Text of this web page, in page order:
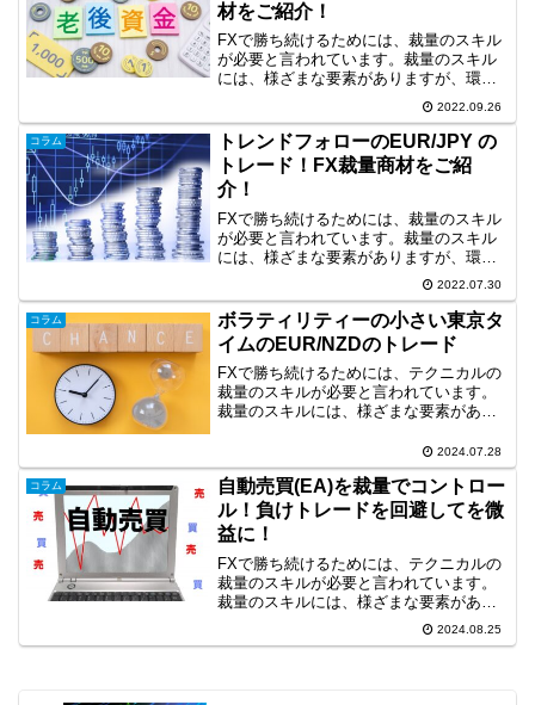
材をご紹介！
FXで勝ち続けるためには、裁量のスキル
が必要と言われています。裁量のスキル
には、様ざまな要素がありますが、環境
認識も重要な要素だと思います。そこ
で、今回は、長期足の環境認識に基づい
たチャートパターンを利用したトレード
事例を取り上げます。トリ...
2022.09.26
コラム
トレンドフォローのEUR/JPY の
トレード！FX裁量商材をご紹
介！
FXで勝ち続けるためには、裁量のスキル
が必要と言われています。裁量のスキル
には、様ざまな要素がありますが、環境
認識も重要な要素だと思います。そこ
で、今回は、長期足の環境認識に基づい
たトレンドフォローのトレード事例を取
り上げます。トレンドフォ...
2022.07.30
コラム
ボラティリティーの小さい東京タ
イムのEUR/NZDのトレード
FXで勝ち続けるためには、テクニカルの
裁量のスキルが必要と言われています。
裁量のスキルには、様ざまな要素があり
要な要素です。今回は、日足で環境認識
を行い、ボラティリティーの小さい東京
タイムのトレードを水平...
2024.07.28
コラム
自動売買(EA)を裁量でコントロー
ル！負けトレードを回避してを微
益に！
FXで勝ち続けるためには、テクニカルの
裁量のスキルが必要と言われています。
裁量のスキルには、様ざまな要素があり
ますが、環境認識やライントレードは重
要な要素です。そして、裁量のスキル
2024.08.25